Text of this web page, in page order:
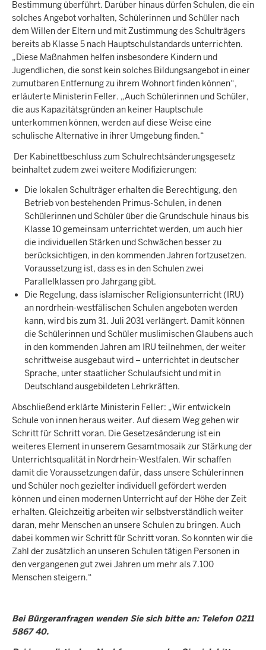
Bestimmung überführt. Darüber hinaus dürfen Schulen, die ein
solches Angebot vorhalten, Schülerinnen und Schüler nach
dem Willen der Eltern und mit Zustimmung des Schulträgers
bereits ab Klasse 5 nach Hauptschulstandards unterrichten.
„Diese Maßnahmen helfen insbesondere Kindern und
Jugendlichen, die sonst kein solches Bildungsangebot in einer
zumutbaren Entfernung zu ihrem Wohnort finden können“,
erläuterte Ministerin Feller. „Auch Schülerinnen und Schüler,
die aus Kapazitätsgründen an keiner Hauptschule
unterkommen können, werden auf diese Weise eine
schulische Alternative in ihrer Umgebung finden.“
Der Kabinettbeschluss zum Schulrechtsänderungsgesetz
beinhaltet zudem zwei weitere Modifizierungen:
Die lokalen Schulträger erhalten die Berechtigung, den
Betrieb von bestehenden Primus-Schulen, in denen
Schülerinnen und Schüler über die Grundschule hinaus bis
Klasse 10 gemeinsam unterrichtet werden, um auch hier
die individuellen Stärken und Schwächen besser zu
berücksichtigen, in den kommenden Jahren fortzusetzen.
Voraussetzung ist, dass es in den Schulen zwei
Parallelklassen pro Jahrgang gibt.
Die Regelung, dass islamischer Religionsunterricht (IRU)
an nordrhein-westfälischen Schulen angeboten werden
kann, wird bis zum 31. Juli 2031 verlängert. Damit können
die Schülerinnen und Schüler muslimischen Glaubens auch
in den kommenden Jahren am IRU teilnehmen, der weiter
schrittweise ausgebaut wird – unterrichtet in deutscher
Sprache, unter staatlicher Schulaufsicht und mit in
Deutschland ausgebildeten Lehrkräften.
Abschließend erklärte Ministerin Feller: „Wir entwickeln
Schule von innen heraus weiter. Auf diesem Weg gehen wir
Schritt für Schritt voran. Die Gesetzesänderung ist ein
weiteres Element in unserem Gesamtmosaik zur Stärkung der
Unterrichtsqualität in Nordrhein-Westfalen. Wir schaffen
damit die Voraussetzungen dafür, dass unsere Schülerinnen
und Schüler noch gezielter individuell gefördert werden
können und einen modernen Unterricht auf der Höhe der Zeit
erhalten. Gleichzeitig arbeiten wir selbstverständlich weiter
daran, mehr Menschen an unsere Schulen zu bringen. Auch
dabei kommen wir Schritt für Schritt voran. So konnten wir die
Zahl der zusätzlich an unseren Schulen tätigen Personen in
den vergangenen gut zwei Jahren um mehr als 7.100
Menschen steigern.“
Bei Bürgeranfragen wenden Sie sich bitte an: Telefon 0211
5867 40.